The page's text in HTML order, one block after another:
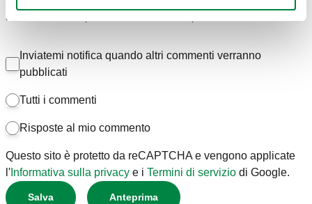
Per visualizzare il pannello di accessibilità premi ALT+0.
Inviatemi notifica quando altri commenti verranno
pubblicati
Tutti i commenti
Risposte al mio commento
Questo sito è protetto da reCAPTCHA e vengono applicate
l' Informativa sulla privacy e i Termini di servizio di Google.
Salva Anteprima